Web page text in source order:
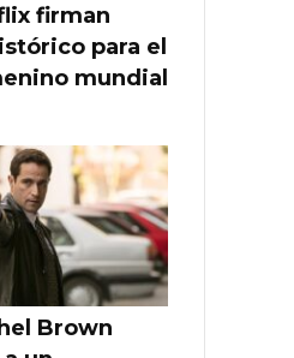
firman
para el
mundial
Brown